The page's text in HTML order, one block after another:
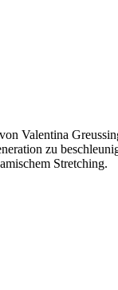
Valentina
zu
Stretching.